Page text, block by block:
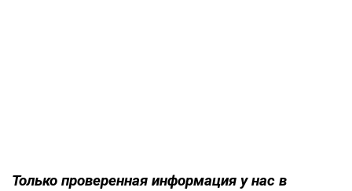
Только проверенная информация у нас в